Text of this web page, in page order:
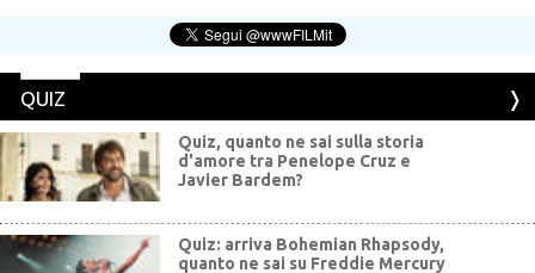
QUIZ
Quiz, quanto ne sai sulla storia
d'amore tra Penelope Cruz e
Javier Bardem?
Quiz: arriva Bohemian Rhapsody,
quanto ne sai su Freddie Mercury